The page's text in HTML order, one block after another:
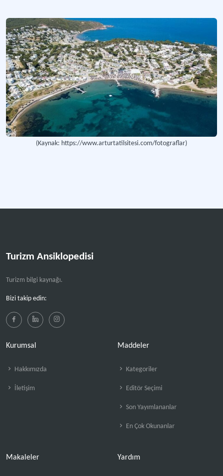
(Kaynak: https://www.arturtatilsitesi.com/fotograflar)
Turizm Ansiklopedisi
Turizm bilgi kaynağı.
Bizi takip edin:
Kurumsal
Hakkımızda
İletişim
Maddeler
Kategoriler
Editör Seçimi
Son Yayımlananlar
En Çok Okunanlar
Makaleler Yardım